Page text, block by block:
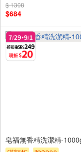
贈$200
$ 1308
$684
皂福無香精洗潔精-